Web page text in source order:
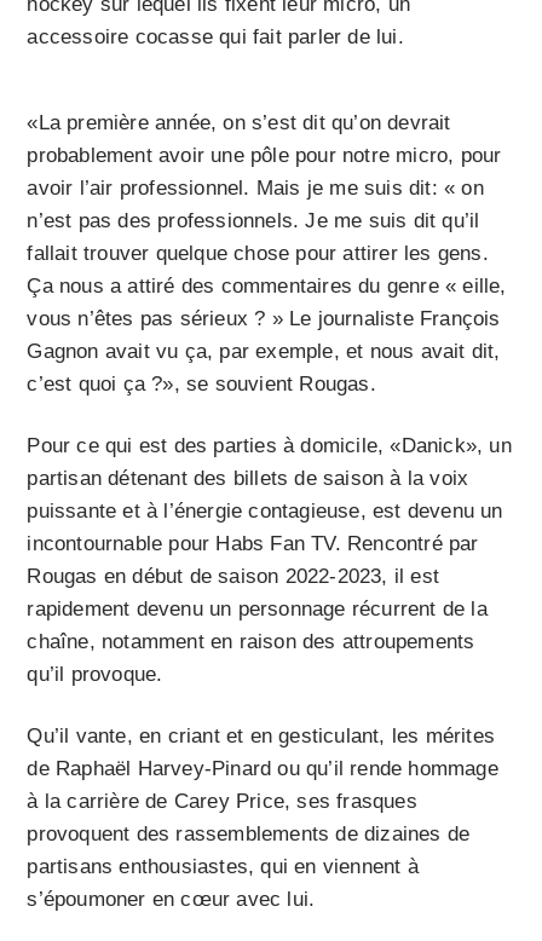
accessoire cocasse qui fait parler de lui.
«La première année, on s’est dit qu’on devrait
probablement avoir une pôle pour notre micro, pour
avoir l’air professionnel. Mais je me suis dit: « on
n’est pas des professionnels. Je me suis dit qu’il
fallait trouver quelque chose pour attirer les gens.
Ça nous a attiré des commentaires du genre « eille,
vous n’êtes pas sérieux ? » Le journaliste François
Gagnon avait vu ça, par exemple, et nous avait dit,
c’est quoi ça ?», se souvient Rougas.
Pour ce qui est des parties à domicile, «Danick», un
partisan détenant des billets de saison à la voix
puissante et à l’énergie contagieuse, est devenu un
incontournable pour Habs Fan TV. Rencontré par
Rougas en début de saison 2022-2023, il est
rapidement devenu un personnage récurrent de la
chaîne, notamment en raison des attroupements
qu’il provoque.
Qu’il vante, en criant et en gesticulant, les mérites
de Raphaël Harvey-Pinard ou qu’il rende hommage
à la carrière de Carey Price, ses frasques
provoquent des rassemblements de dizaines de
partisans enthousiastes, qui en viennent à
s’époumoner en cœur avec lui.